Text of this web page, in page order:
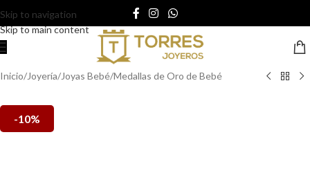
Skip to navigation
Skip to main content
Inicio/Joyería/Joyas Bebé/Medallas de Oro de Bebé
-10%